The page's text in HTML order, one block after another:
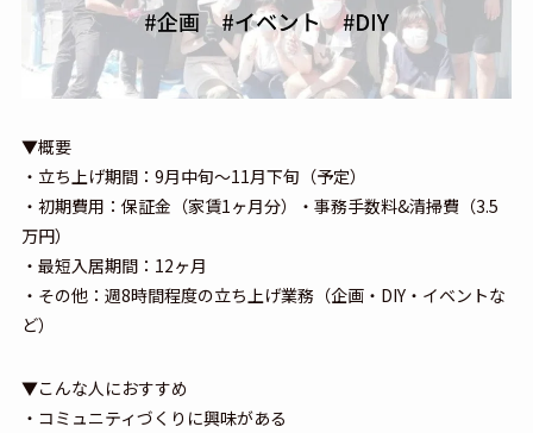
▼概要
・立ち上げ期間：9月中旬〜11月下旬（予定）
・初期費用：保証金（家賃1ヶ月分）・事務手数料&清掃費（3.5
万円）
・最短入居期間：12ヶ月
・その他：週8時間程度の立ち上げ業務（企画・DIY・イベントな
ど）
▼こんな人におすすめ
・コミュニティづくりに興味がある